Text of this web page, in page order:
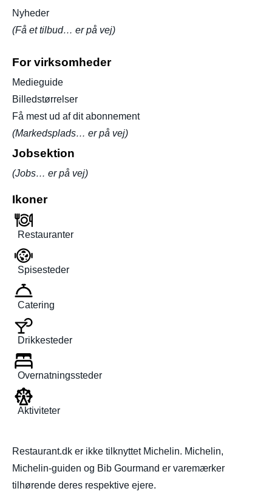
Nyheder
(Få et tilbud… er på vej)
For virksomheder
Medieguide
Billedstørrelser
Få mest ud af dit abonnement
(Markedsplads… er på vej)
Jobsektion
(Jobs… er på vej)
Ikoner
Restauranter
Spisesteder
Catering
Drikkesteder
Overnatningssteder
Aktiviteter
Restaurant.dk er ikke tilknyttet Michelin. Michelin,
Michelin-guiden og Bib Gourmand er varemærker
tilhørende deres respektive ejere.